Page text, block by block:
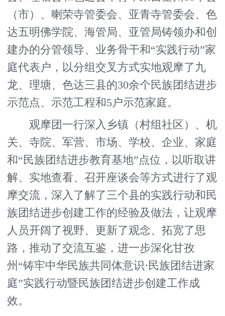
（市）、喇荣寺管委会、亚青寺管委会、色
达五明佛学院、海管局、亚管局铸领办和创
建办的分管领导、业务骨干和“实践行动”家
庭代表户，以分组交叉方式实地观摩了九
龙、理塘、色达三县的30余个民族团结进步
示范点、示范工程和5户示范家庭。
观摩团一行深入乡镇（村组社区）、机
关、寺院、军营、市场、学校、企业、家庭
和“民族团结进步教育基地”点位，以听取讲
解、实地查看、召开座谈会等方式进行了观
摩交流，深入了解了三个县的实践行动和民
族团结进步创建工作的经验及做法，让观摩
人员开阔了视野、更新了观念、拓宽了思
路，推动了交流互鉴，进一步深化甘孜
州“铸牢中华民族共同体意识·民族团结进家
庭”实践行动暨民族团结进步创建工作成
效。